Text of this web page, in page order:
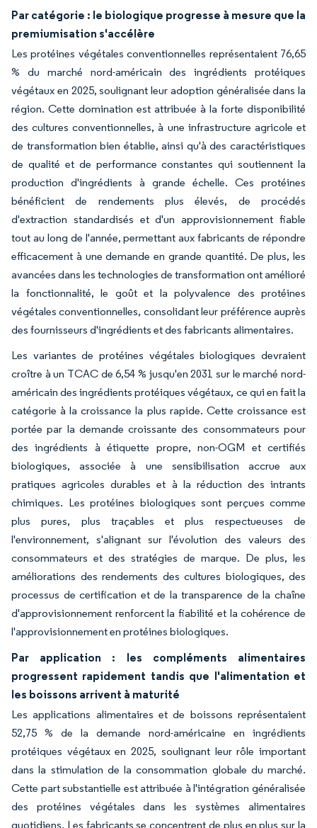
Par catégorie : le biologique progresse à mesure que la
premiumisation s'accélère
Les protéines végétales conventionnelles représentaient 76,65
% du marché nord-américain des ingrédients protéiques
végétaux en 2025, soulignant leur adoption généralisée dans la
région. Cette domination est attribuée à la forte disponibilité
des cultures conventionnelles, à une infrastructure agricole et
de transformation bien établie, ainsi qu'à des caractéristiques
de qualité et de performance constantes qui soutiennent la
production d'ingrédients à grande échelle. Ces protéines
bénéficient de rendements plus élevés, de procédés
d'extraction standardisés et d'un approvisionnement fiable
tout au long de l'année, permettant aux fabricants de répondre
efficacement à une demande en grande quantité. De plus, les
avancées dans les technologies de transformation ont amélioré
la fonctionnalité, le goût et la polyvalence des protéines
végétales conventionnelles, consolidant leur préférence auprès
des fournisseurs d'ingrédients et des fabricants alimentaires.
Les variantes de protéines végétales biologiques devraient
croître à un TCAC de 6,54 % jusqu'en 2031 sur le marché nord-
américain des ingrédients protéiques végétaux, ce qui en fait la
catégorie à la croissance la plus rapide. Cette croissance est
portée par la demande croissante des consommateurs pour
des ingrédients à étiquette propre, non-OGM et certifiés
biologiques, associée à une sensibilisation accrue aux
pratiques agricoles durables et à la réduction des intrants
chimiques. Les protéines biologiques sont perçues comme
plus pures, plus traçables et plus respectueuses de
l'environnement, s'alignant sur l'évolution des valeurs des
consommateurs et des stratégies de marque. De plus, les
améliorations des rendements des cultures biologiques, des
processus de certification et de la transparence de la chaîne
d'approvisionnement renforcent la fiabilité et la cohérence de
l'approvisionnement en protéines biologiques.
Par application : les compléments alimentaires
progressent rapidement tandis que l'alimentation et
les boissons arrivent à maturité
Les applications alimentaires et de boissons représentaient
52,75 % de la demande nord-américaine en ingrédients
protéiques végétaux en 2025, soulignant leur rôle important
dans la stimulation de la consommation globale du marché.
Cette part substantielle est attribuée à l'intégration généralisée
des protéines végétales dans les systèmes alimentaires
quotidiens. Les fabricants se concentrent de plus en plus sur la